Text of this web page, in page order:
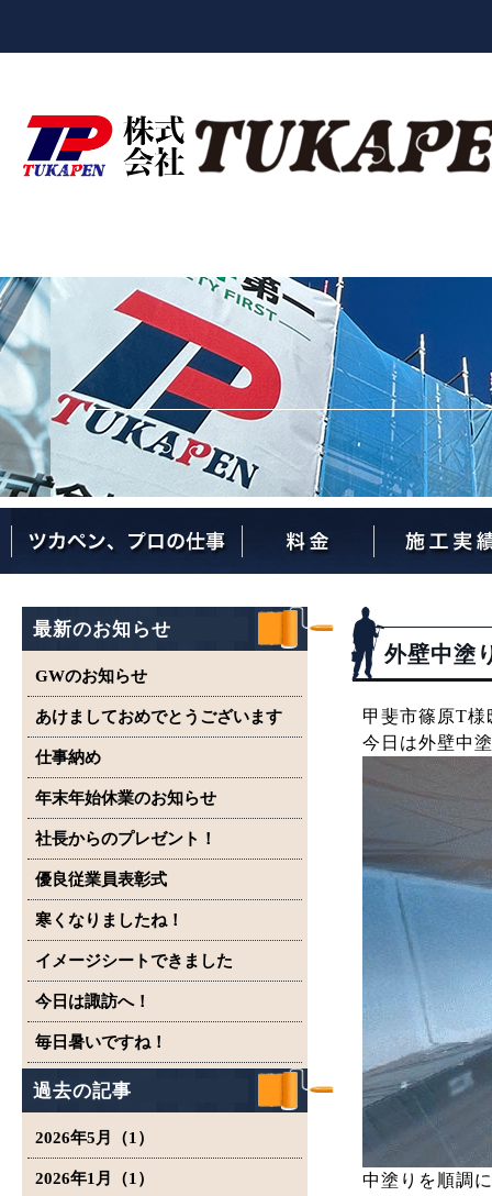
最新のお知らせ
GWのお知らせ
あけましておめでとうございます
仕事納め
年末年始休業のお知らせ
社長からのプレゼント！
優良従業員表彰式
寒くなりましたね！
イメージシートできました
今日は諏訪へ！
毎日暑いですね！
過去の記事
2026年5月（1）
2026年1月（1）
外壁中塗
甲斐市篠原T
今日は外壁中
中塗りを順調